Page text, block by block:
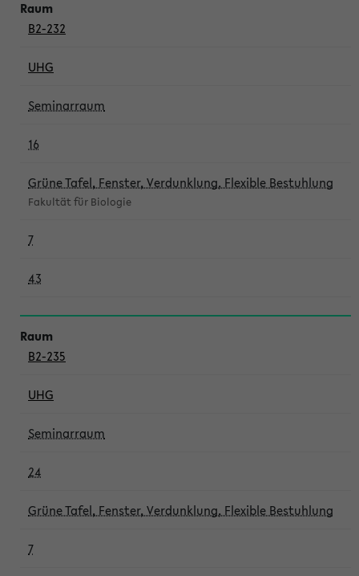
B2-232
UHG
Seminarraum
16
Grüne Tafel, Fenster, Verdunklung, Flexible Bestuhlung
Fakultät für Biologie
7
43
B2-235
UHG
Seminarraum
24
Grüne Tafel, Fenster, Verdunklung, Flexible Bestuhlung
7